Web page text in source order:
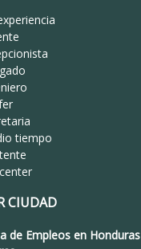
tiempo
CIUDAD
de Empleos en Honduras